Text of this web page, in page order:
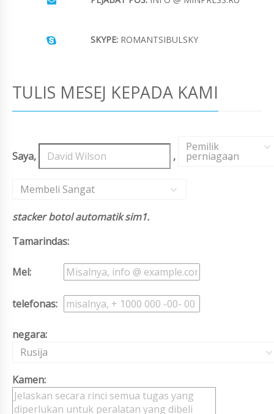
SKYPE: ROMANTSIBULSKY
TULIS MESEJ KEPADA KAMI
Saya, ,
Pemilik
perniagaan
,
Membeli Sangat
stacker botol automatik sim1.
Tamarindas:
Mel:
telefonas:
negara:
Rusija
Kamen: